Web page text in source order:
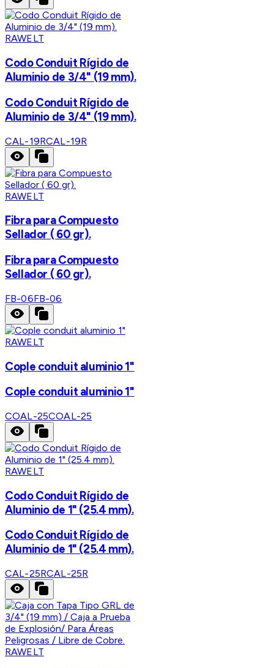
RAWELT
Codo Conduit Rígido de
Aluminio de 3/4" (19 mm).
Codo Conduit Rígido de
Aluminio de 3/4" (19 mm).
CAL-19RCAL-19R
RAWELT
Fibra para Compuesto
Sellador ( 60 gr).
Fibra para Compuesto
Sellador ( 60 gr).
FB-06FB-06
RAWELT
Cople conduit aluminio 1"
Cople conduit aluminio 1"
COAL-25COAL-25
RAWELT
Codo Conduit Rígido de
Aluminio de 1" (25.4 mm).
Codo Conduit Rígido de
Aluminio de 1" (25.4 mm).
CAL-25RCAL-25R
RAWELT